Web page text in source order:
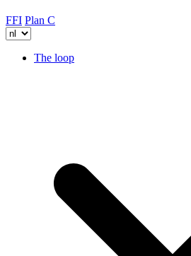
FFI Plan C
The loop